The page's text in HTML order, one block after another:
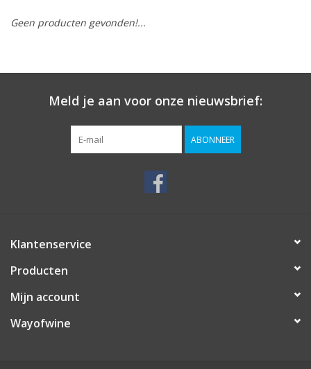
Geen producten gevonden!...
Meld je aan voor onze nieuwsbrief:
ABONNEER
Klantenservice
Producten
Mijn account
Wayofwine